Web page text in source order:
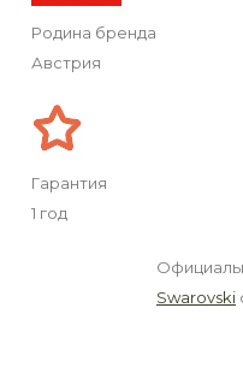
Родина бренда
Австрия
Гарантия
1 год
Swarovski